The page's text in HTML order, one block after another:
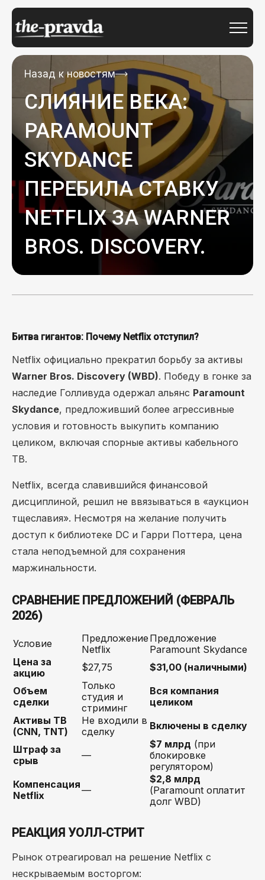
Назад к новостям
СЛИЯНИЕ ВЕКА:
PARAMOUNT
SKYDANCE
ПЕРЕБИЛА СТАВКУ
NETFLIX ЗА WARNER
BROS. DISCOVERY.
Битва гигантов: Почему Netflix отступил?
Netflix официально прекратил борьбу за активы
Warner Bros. Discovery (WBD). Победу в гонке за
наследие Голливуда одержал альянс Paramount
Skydance, предложивший более агрессивные
условия и готовность выкупить компанию
целиком, включая спорные активы кабельного
ТВ.
Netflix, всегда славившийся финансовой
дисциплиной, решил не ввязываться в «аукцион
тщеславия». Несмотря на желание получить
доступ к библиотеке DC и Гарри Поттера, цена
стала неподъемной для сохранения
маржинальности.
СРАВНЕНИЕ ПРЕДЛОЖЕНИЙ (ФЕВРАЛЬ
2026)
Условие
Предложение
Netflix
Предложение
Paramount Skydance
Цена за
акцию
$27,75
$31,00 (наличными)
Объем
сделки
Только
студия и
стриминг
Вся компания
целиком
Активы ТВ
(CNN, TNT)
Не входили в
сделку
Включены в сделку
Штраф за
срыв
—
$7 млрд (при
блокировке
регулятором)
Компенсация
Netflix
—
$2,8 млрд
(Paramount оплатит
долг WBD)
РЕАКЦИЯ УОЛЛ-СТРИТ
Рынок отреагировал на решение Netflix с
нескрываемым восторгом: